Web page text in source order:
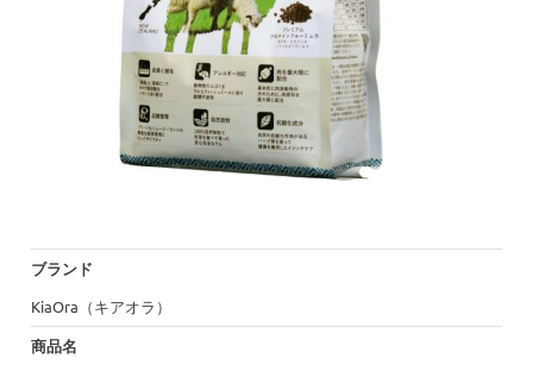
ブランド
KiaOra（キアオラ）
商品名